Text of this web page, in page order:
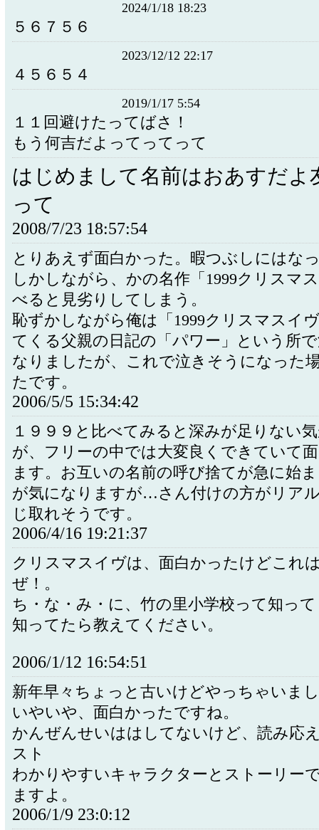
2024/1/18 18:23
５６７５６
2023/12/12 22:17
４５６５４
2019/1/17 5:54
１１回避けたってばさ！
もう何吉だよってってって
はじめまして名前はおあすだよ
って
2008/7/23 18:57:54
とりあえず面白かった。暇つぶしにはな
しかしながら、かの名作「1999クリスマ
べると見劣りしてしまう。
恥ずかしながら俺は「1999クリスマスイ
てくる父親の日記の「パワー」という所
なりましたが、これで泣きそうになった
たです。
2006/5/5 15:34:42
１９９９と比べてみると深みが足りない
が、フリーの中では大変良くできていて
ます。お互いの名前の呼び捨てが急に始
が気になりますが…さん付けの方がリア
じ取れそうです。
2006/4/16 19:21:37
クリスマスイヴは、面白かったけどこれ
ぜ！。
ち・な・み・に、竹の里小学校って知っ
知ってたら教えてください。
2006/1/12 16:54:51
新年早々ちょっと古いけどやっちゃいま
いやいや、面白かったですね。
かんぜんせいははしてないけど、読み応
スト
わかりやすいキャラクターとストーリー
ますよ。
2006/1/9 23:0:12